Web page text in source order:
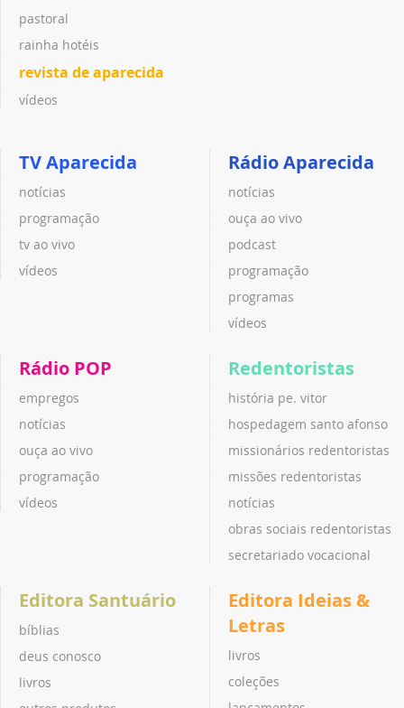
pastoral
rainha hotéis
revista de aparecida
vídeos
TV Aparecida
notícias
programação
tv ao vivo
vídeos
Rádio Aparecida
notícias
ouça ao vivo
podcast
programação
programas
vídeos
Rádio POP
empregos
notícias
ouça ao vivo
programação
vídeos
Redentoristas
história pe. vitor
hospedagem santo afonso
missionários redentoristas
missões redentoristas
notícias
obras sociais redentoristas
secretariado vocacional
Editora Santuário
bíblias
deus conosco
livros
Editora Ideias &
Letras
livros
coleções